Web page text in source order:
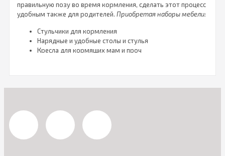
правильную позу во время кормления, сделать этот процесс
удобным также для родителей. Приобретая наборы мебели:
Стульчики для кормления
Нарядные и удобные столы и стулья
Кресла для кормящих мам и проч
необходим ужесобственный набор мебели
стол и стульчик. Все это вы можете приобрести в нашем
интернет-магазине.